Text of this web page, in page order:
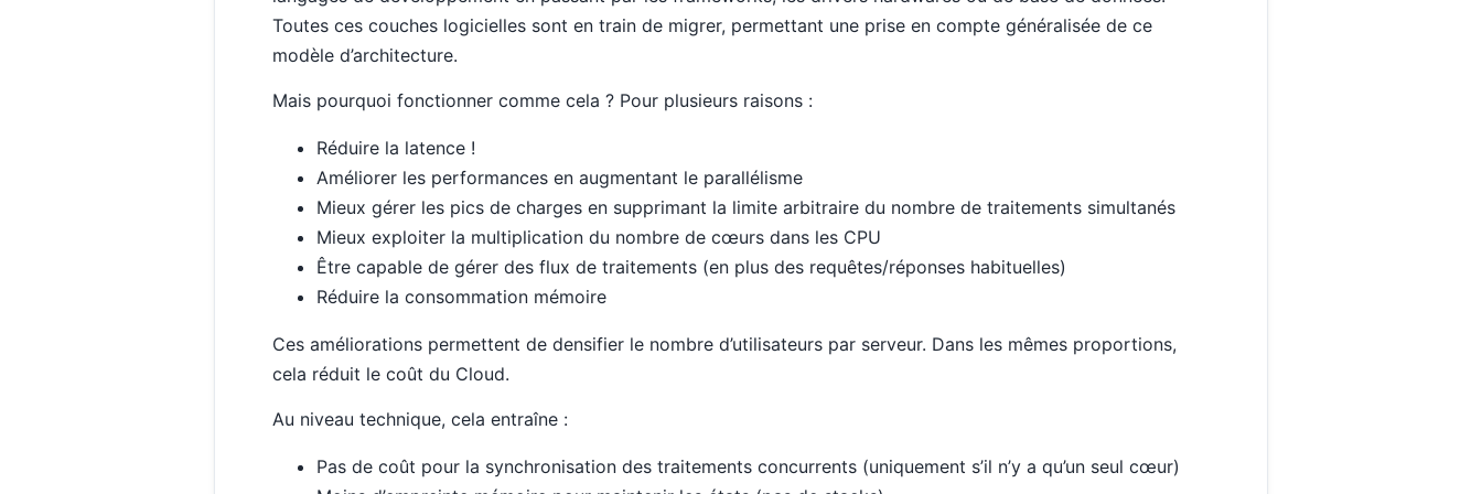
Toutes ces couches logicielles sont en train de migrer, permettant une prise en compte généralisée de ce
modèle d’architecture.
Mais pourquoi fonctionner comme cela ? Pour plusieurs raisons :
Réduire la latence !
Améliorer les performances en augmentant le parallélisme
Mieux gérer les pics de charges en supprimant la limite arbitraire du nombre de traitements simultanés
Mieux exploiter la multiplication du nombre de cœurs dans les CPU
Être capable de gérer des flux de traitements (en plus des requêtes/réponses habituelles)
Réduire la consommation mémoire
Ces améliorations permettent de densifier le nombre d’utilisateurs par serveur. Dans les mêmes proportions,
cela réduit le coût du Cloud.
Au niveau technique, cela entraîne :
Pas de coût pour la synchronisation des traitements concurrents (uniquement s’il n’y a qu’un seul cœur)